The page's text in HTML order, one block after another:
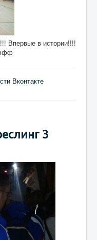
Впервые в истории!!!!
Вконтакте
3